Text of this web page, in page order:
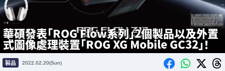
華碩發表「ROG Flow系列」2個製品以及外置
式圖像處理裝置「ROG XG Mobile GC32」！
製品 2022.02.20(Sun)